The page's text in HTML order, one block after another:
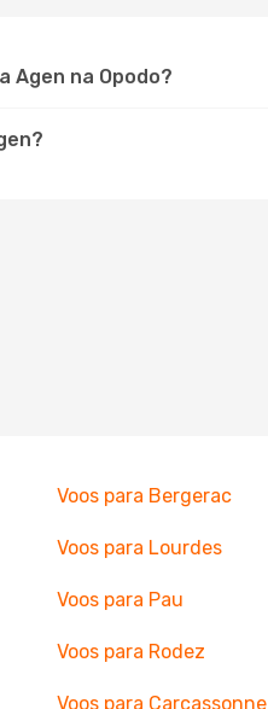
Agen na Opodo?
Voos para Bergerac
Voos para Lourdes
Voos para Pau
Voos para Rodez
Voos para Carcassonne